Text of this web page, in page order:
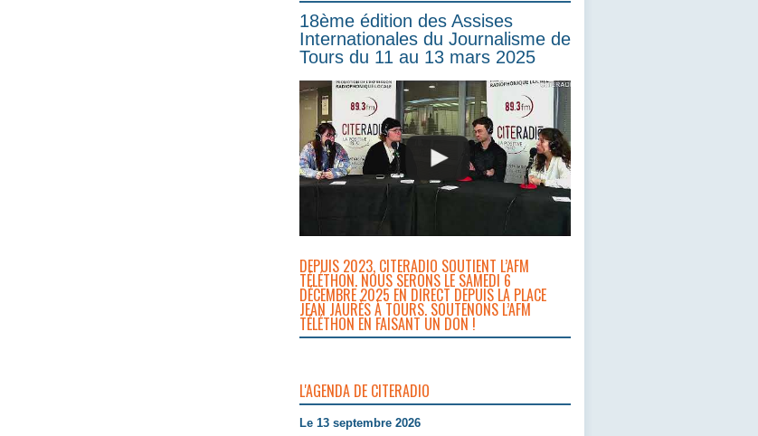
18ème édition des Assises
Internationales du Journalisme de
Tours du 11 au 13 mars 2025
DEPUIS 2023, CITERADIO SOUTIENT L’AFM
TÉLÉTHON. NOUS SERONS LE SAMEDI 6
DÉCEMBRE 2025 EN DIRECT DEPUIS LA PLACE
JEAN JAURÈS À TOURS. SOUTENONS L’AFM
TÉLÉTHON EN FAISANT UN DON !
L'AGENDA DE CITERADIO
Le 13 septembre 2026